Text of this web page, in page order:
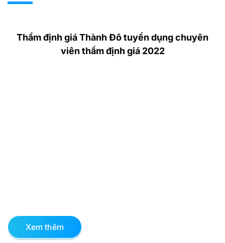
Thẩm định giá Thành Đô tuyển dụng chuyên
viên thẩm định giá 2022
Xem thêm